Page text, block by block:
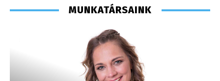
MUNKATÁRSAINK